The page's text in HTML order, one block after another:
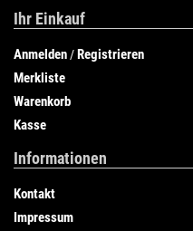
Ihr Einkauf
Anmelden /Registrieren
Merkliste
Warenkorb
Kasse
Informationen
Kontakt
Impressum